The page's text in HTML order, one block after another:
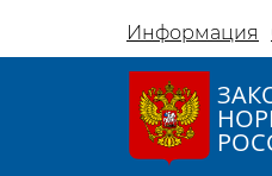
Информация